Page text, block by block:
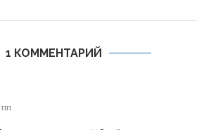
1 КОММЕНТАРИЙ
пп